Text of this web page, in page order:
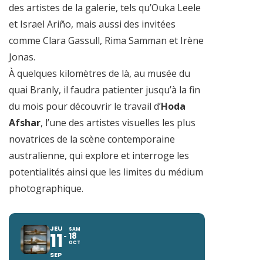
des artistes de la galerie, tels qu’Ouka Leele
et Israel Ariño, mais aussi des invitées
comme Clara Gassull, Rima Samman et Irène
Jonas.
À quelques kilomètres de là, au musée du
quai Branly, il faudra patienter jusqu’à la fin
du mois pour découvrir le travail d’Hoda
Afshar, l’une des artistes visuelles les plus
novatrices de la scène contemporaine
australienne, qui explore et interroge les
potentialités ainsi que les limites du médium
photographique.
JEU
11
SEP
SAM
18
OCT